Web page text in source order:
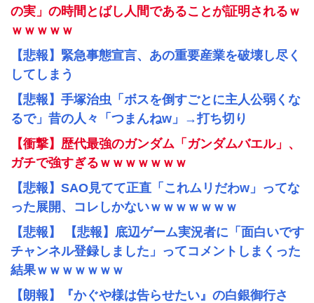
の実」の時間とばし人間であることが証明されるｗ
ｗｗｗｗｗ
【悲報】緊急事態宣言、あの重要産業を破壊し尽く
してしまう
【悲報】手塚治虫「ボスを倒すごとに主人公弱くな
るで」昔の人々「つまんねw」→打ち切り
【衝撃】歴代最強のガンダム「ガンダムバエル」、
ガチで強すぎるｗｗｗｗｗｗｗ
【悲報】SAO見てて正直「これムリだわw」ってな
った展開、コレしかないｗｗｗｗｗｗｗ
【悲報】 【悲報】底辺ゲーム実況者に「面白いです
チャンネル登録しました」ってコメントしまくった
結果ｗｗｗｗｗｗｗ
【朗報】『かぐや様は告らせたい』の白銀御行さ